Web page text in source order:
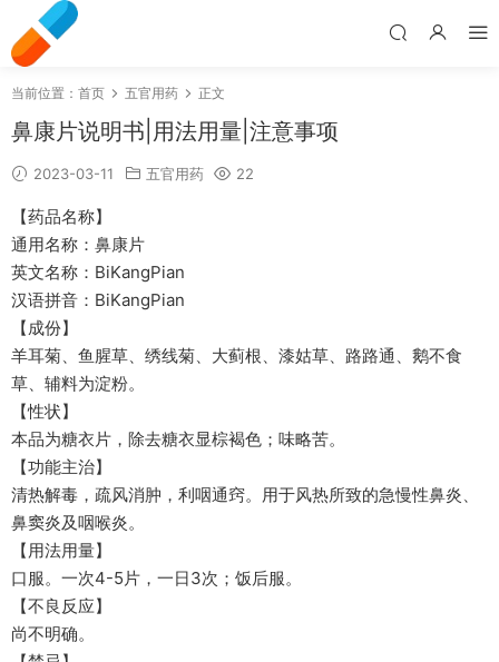
当前位置： 首页 五官用药 正文
鼻康片说明书|用法用量|注意事项
2023-03-11 五官用药 22
【药品名称】
通用名称：鼻康片
英文名称：BiKangPian
汉语拼音：BiKangPian
【成份】
羊耳菊、鱼腥草、绣线菊、大蓟根、漆姑草、路路通、鹅不食
草、辅料为淀粉。
【性状】
本品为糖衣片，除去糖衣显棕褐色；味略苦。
【功能主治】
清热解毒，疏风消肿，利咽通窍。用于风热所致的急慢性鼻炎、
鼻窦炎及咽喉炎。
【用法用量】
口服。一次4-5片，一日3次；饭后服。
【不良反应】
尚不明确。